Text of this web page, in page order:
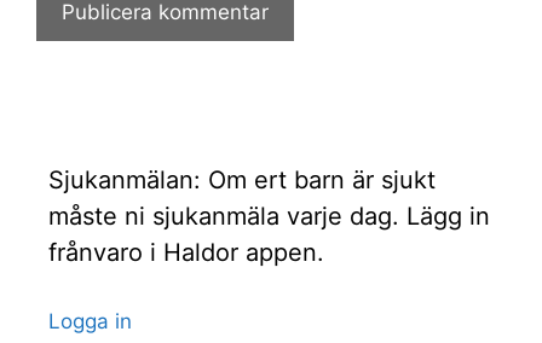
Sjukanmälan: Om ert barn är sjukt
måste ni sjukanmäla varje dag. Lägg in
frånvaro i Haldor appen.
Logga in